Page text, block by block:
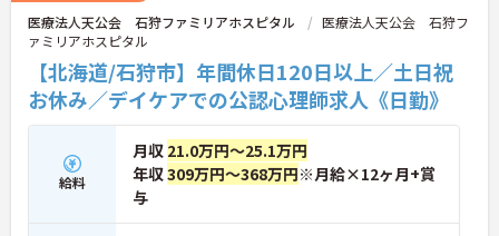
医療法人天公会 石狩ファミリアホスピタル
医療法人天公会 石狩フ
ァミリアホスピタル
【北海道/石狩市】年間休日120日以上／土日祝
お休み／デイケアでの公認心理師求人《日勤》
給料
月収 21.0万円～25.1万円
年収309万円～368万円※月給×12ヶ月+賞
与